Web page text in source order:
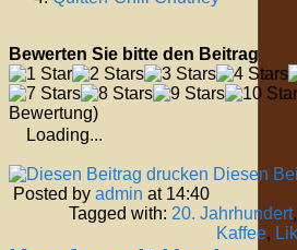
Bewerten Sie bitte den Beitrag
Bewertung)
Loading...
Diesen
Posted by admin at 14:40
Tagged with: 20. Jahrhundert,
Kaffee,